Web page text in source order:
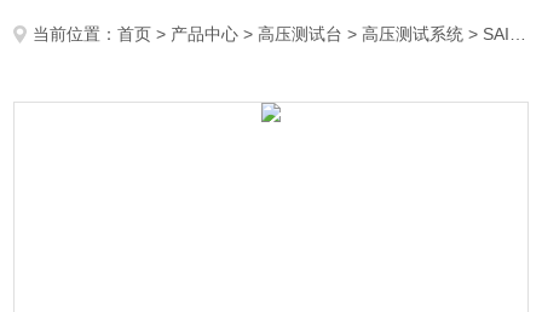
当前位置：首页 > 产品中心 >高压测试台 >高压测试系统 > SAIMR7000多通道高压测试台线束检测设备 适配多行业